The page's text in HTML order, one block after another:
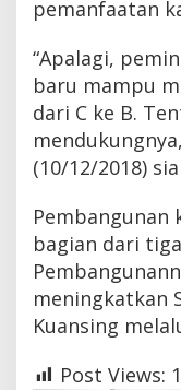
pemanfaatan
“Apalagi,
baru mampu
dari C ke B.
(10/12/2018)
Pembangunan
bagian dari
meningkatkan
Kuansing
Post Views: